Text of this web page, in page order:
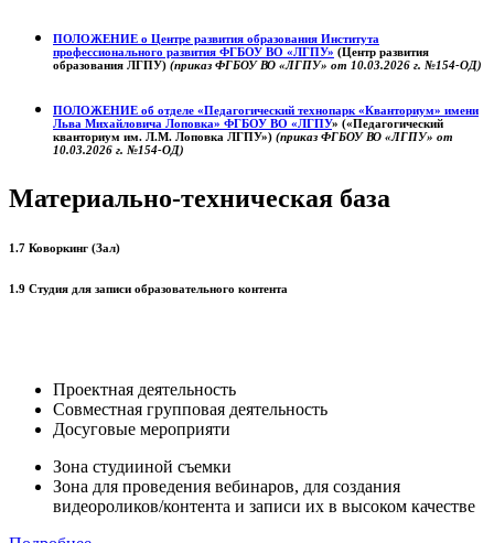
ПОЛОЖЕНИЕ о Центре развития образования Института
профессионального развития ФГБОУ ВО «ЛГПУ» (Центр развития
образования ЛГПУ) (приказ ФГБОУ ВО «ЛГПУ» от 10.03.2026 г. №154-ОД)
ПОЛОЖЕНИЕ об отделе «Педагогический технопарк «Кванториум» имени
Льва Михайловича Лоповка» ФГБОУ ВО «ЛГПУ» («Педагогический
кванториум им. Л.М. Лоповка ЛГПУ») (приказ ФГБОУ ВО «ЛГПУ» от
10.03.2026 г. №154-ОД)
Материально-техническая база
1.7 Коворкинг (Зал)
1.9 Студия для записи образовательного контента
Проектная деятельность
Совместная групповая деятельность
Досуговые мероприяти
Зона студииной съемки
Зона для проведения вебинаров, для создания
видеороликов/контента и записи их в высоком качестве